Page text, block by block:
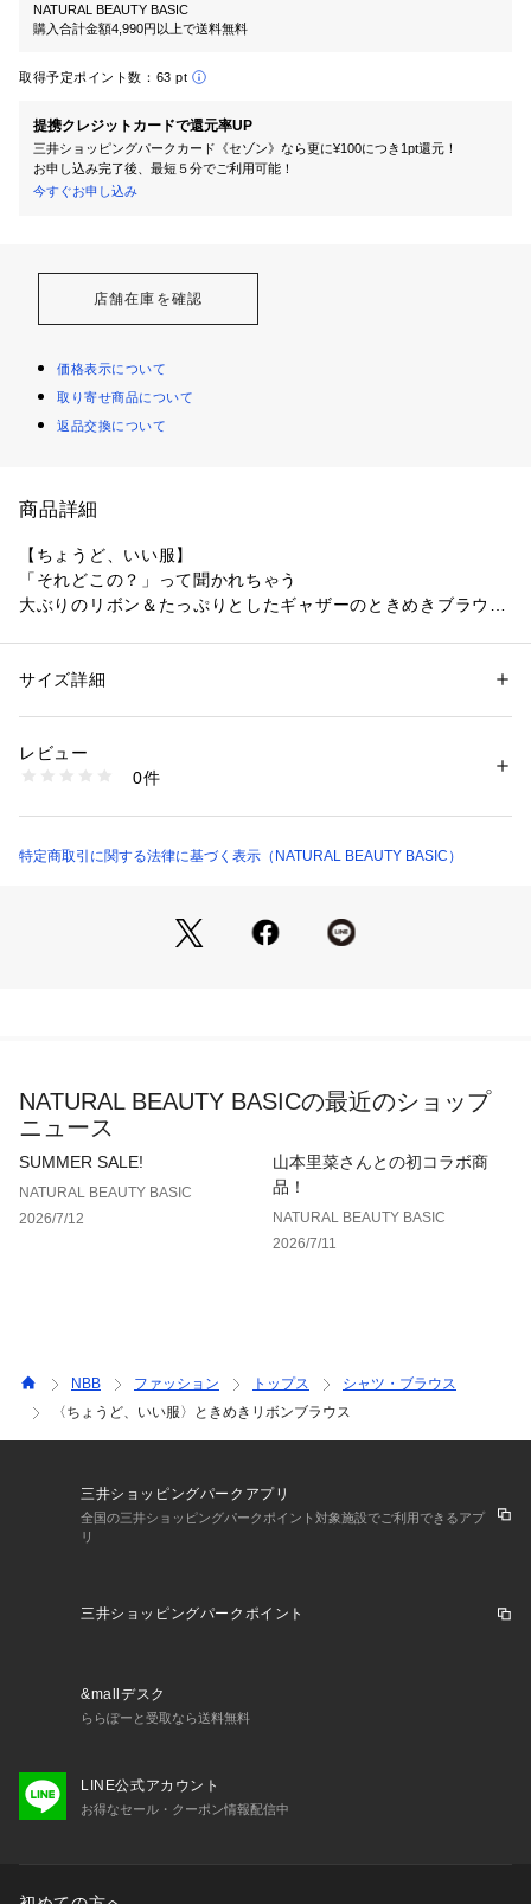
NATURAL BEAUTY BASIC
購入合計金額4,990円以上で送料無料
取得予定ポイント数： 63 pt
提携クレジットカードで還元率UP
三井ショッピングパークカード《セゾン》なら更に¥100につき1pt還元！
お申し込み完了後、最短５分でご利用可能！
今すぐお申し込み
店舗在庫を確認
価格表示について
取り寄せ商品について
返品交換について
商品詳細
【ちょうど、いい服】
「それどこの？」って聞かれちゃう
大ぶりのリボン＆たっぷりとしたギャザーのときめきブラウ
取り外し可能なショルダーリボンがポイントのブラウス。肩裏
ノースリーブブラウスとしても着ていただけます。身頃にはギ
るスタイリングがおすすめです。
仕様・開閉なし
裏地・なし
透け感・なし / 光沢・なし / 伸縮性・なし
※モデルの着用画像の場合、光の当たり具合により、実際の色
味と異なって見えることがございます。
性別：レディース
素材：ポリエステル 84% コットン 16%
洗濯：40℃非常に弱い 漂白× アイロン150℃ ドライ弱い タンブル乾燥×
吊り干し ウェット非常に弱い
商品番号：1530100016610 （モール）
サイズ詳細
レビュー
0件
特定商取引に関する法律に基づく表示（NATURAL BEAUTY BASIC）
NATURAL BEAUTY BASICの最近のショップ
ニュース
SUMMER SALE!
NATURAL BEAUTY BASIC
2026/7/12
山本里菜さんとの初コラボ商
品！
NATURAL BEAUTY BASIC
2026/7/11
NBB ファッション トップス
シャツ・ブラウス
〈ちょうど、いい服〉ときめきリボンブラウス
三井ショッピングパークアプリ
全国の三井ショッピングパークポイント対象施設でご利用できるアプ
リ
三井ショッピングパークポイント
&mallデスク
ららぽーと受取なら送料無料
LINE公式アカウント
お得なセール・クーポン情報配信中